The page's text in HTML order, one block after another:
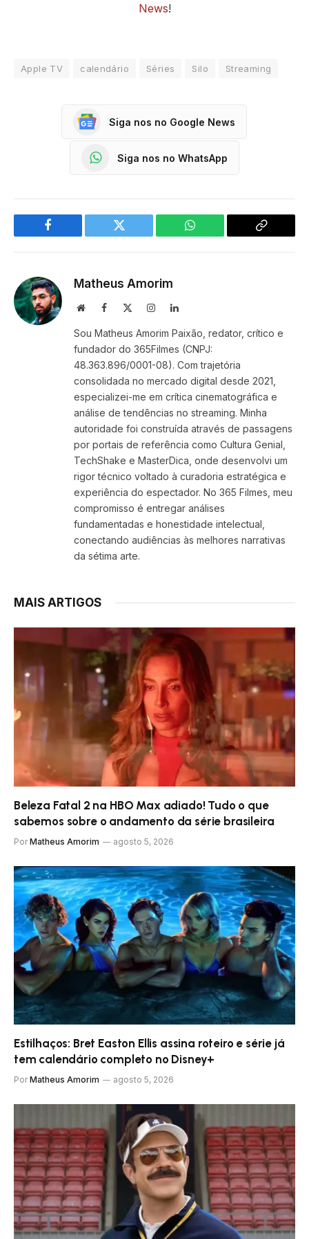
News!
Apple TV calendário Séries Silo Streaming
Siga nos no Google News
Siga nos no WhatsApp
Facebook Twitter WhatsApp
Copy
Matheus Amorim
WebsiteFacebook InstagramLinkedIn
Sou Matheus Amorim Paixão, redator, crítico e
fundador do 365Filmes (CNPJ:
48.363.896/0001-08). Com trajetória
consolidada no mercado digital desde 2021,
especializei-me em crítica cinematográfica e
análise de tendências no streaming. Minha
autoridade foi construída através de passagens
por portais de referência como Cultura Genial,
TechShake e MasterDica, onde desenvolvi um
rigor técnico voltado à curadoria estratégica e
experiência do espectador. No 365 Filmes, meu
compromisso é entregar análises
fundamentadas e honestidade intelectual,
conectando audiências às melhores narrativas
da sétima arte.
MAIS ARTIGOS
Beleza Fatal 2 na HBO Max adiado! Tudo o que
sabemos sobre o andamento da série brasileira
Por Matheus Amorim agosto 5, 2026
Estilhaços: Bret Easton Ellis assina roteiro e série já
tem calendário completo no Disney+
Por Matheus Amorim agosto 5, 2026